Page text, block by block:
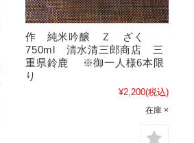
作 純米吟醸 Ｚ ざく
750ml 清水清三郎商店 三
重県鈴鹿 ※御一人様6本限
り
¥2,200(税込)
在庫 ×